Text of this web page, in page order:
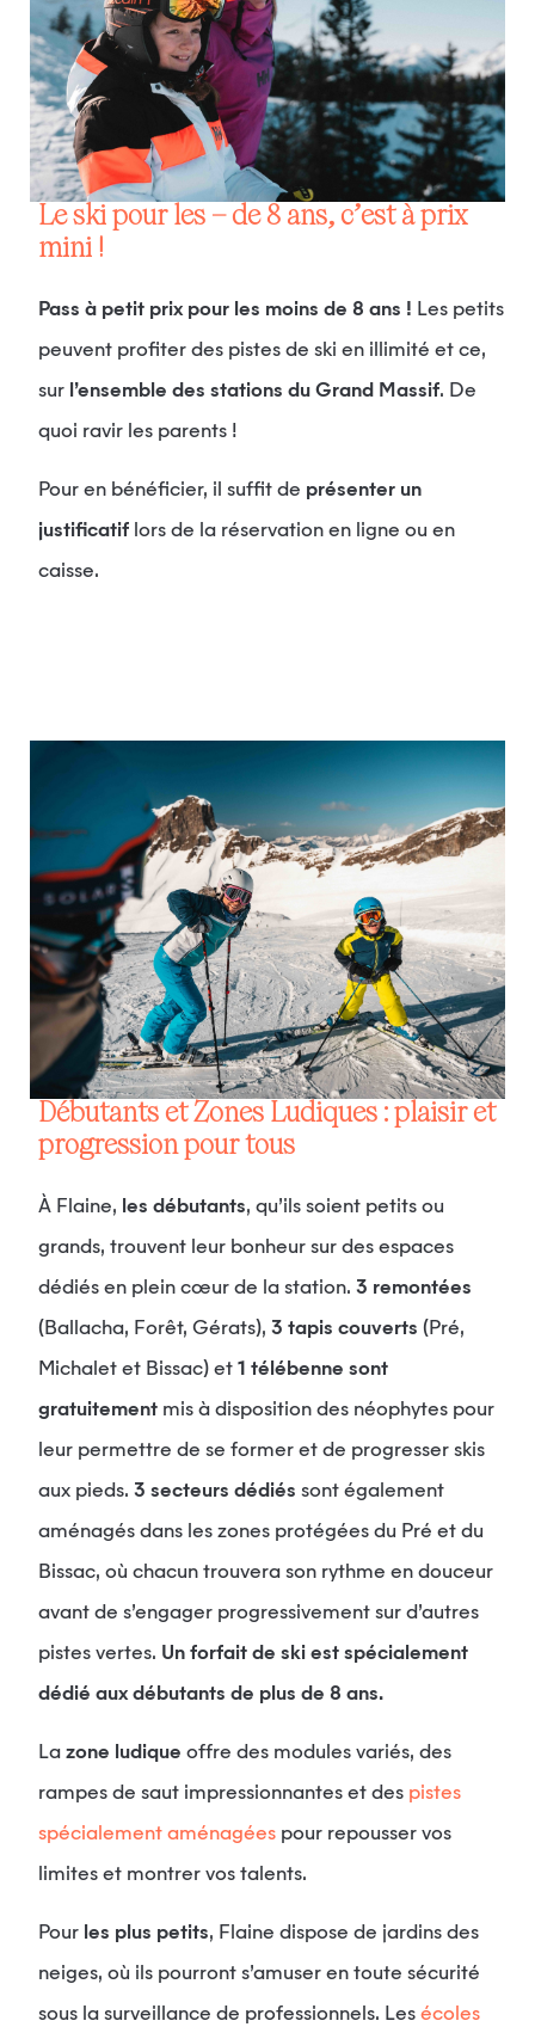
Le ski pour les – de 8 ans, c’est à prix
mini !
Pass à petit prix pour les moins de 8 ans ! Les petits
peuvent profiter des pistes de ski en illimité et ce,
sur l’ensemble des stations du Grand Massif. De
quoi ravir les parents !
Pour en bénéficier, il suffit de présenter un
justificatif lors de la réservation en ligne ou en
caisse.
Débutants et Zones Ludiques : plaisir et
progression pour tous
À Flaine, les débutants, qu’ils soient petits ou
grands, trouvent leur bonheur sur des espaces
dédiés en plein cœur de la station. 3 remontées
(Ballacha, Forêt, Gérats), 3 tapis couverts (Pré,
Michalet et Bissac) et 1 télébenne sont
gratuitement mis à disposition des néophytes pour
leur permettre de se former et de progresser skis
aux pieds. 3 secteurs dédiés sont également
aménagés dans les zones protégées du Pré et du
Bissac, où chacun trouvera son rythme en douceur
avant de s’engager progressivement sur d’autres
pistes vertes. Un forfait de ski est spécialement
dédié aux débutants de plus de 8 ans.
La zone ludique offre des modules variés, des
rampes de saut impressionnantes et des pistes
spécialement aménagées pour repousser vos
limites et montrer vos talents.
Pour les plus petits, Flaine dispose de jardins des
neiges, où ils pourront s’amuser en toute sécurité
sous la surveillance de professionnels. Les écoles